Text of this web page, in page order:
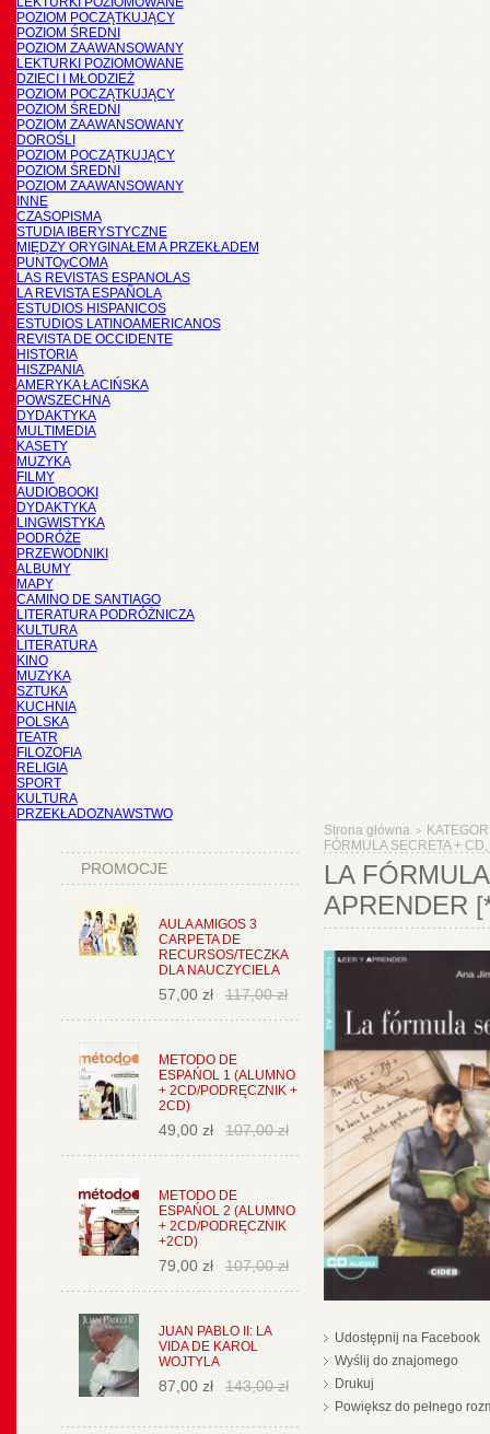
POZIOM POCZĄTKUJĄCY
POZIOM ŚREDNI
POZIOM ZAAWANSOWANY
LEKTURKI POZIOMOWANE
DZIECI I MŁODZIEŻ
POZIOM POCZĄTKUJĄCY
POZIOM ŚREDNI
POZIOM ZAAWANSOWANY
DOROŚLI
POZIOM POCZĄTKUJĄCY
POZIOM ŚREDNI
POZIOM ZAAWANSOWANY
INNE
CZASOPISMA
STUDIA IBERYSTYCZNE
MIĘDZY ORYGINAŁEM A PRZEKŁADEM
PUNTOyCOMA
LAS REVISTAS ESPANOLAS
LA REVISTA ESPAÑOLA
ESTUDIOS HISPANICOS
ESTUDIOS LATINOAMERICANOS
REVISTA DE OCCIDENTE
HISTORIA
HISZPANIA
AMERYKA ŁACIŃSKA
POWSZECHNA
DYDAKTYKA
MULTIMEDIA
KASETY
MUZYKA
FILMY
AUDIOBOOKI
DYDAKTYKA
LINGWISTYKA
PODRÓŻE
PRZEWODNIKI
ALBUMY
MAPY
CAMINO DE SANTIAGO
LITERATURA PODRÓŻNICZA
KULTURA
LITERATURA
KINO
MUZYKA
SZTUKA
KUCHNIA
POLSKA
TEATR
FILOZOFIA
RELIGIA
SPORT
KULTURA
PRZEKŁADOZNAWSTWO
PROMOCJE
AULA AMIGOS 3
CARPETA DE
RECURSOS/TECZKA
DLA NAUCZYCIELA
57,00 zł 117,00 zł
METODO DE
ESPAŃOL 1 (ALUMNO
+ 2CD/PODRĘCZNIK +
2CD)
49,00 zł 107,00 zł
METODO DE
ESPAŃOL 2 (ALUMNO
+ 2CD/PODRĘCZNIK
+2CD)
79,00 zł 107,00 zł
JUAN PABLO II: LA
VIDA DE KAROL
WOJTYLA
87,00 zł 143,00 zł
Strona główna >
FÓRMULA SECRETA +
LA
APRENDER
Udostępnij na Facebook
Wyślij do znajomego
Drukuj
Powiększ do pełnego